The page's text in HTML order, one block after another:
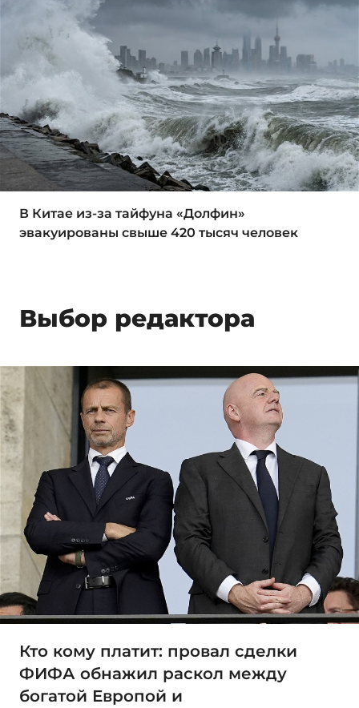
В Китае из-за тайфуна «Долфин»
эвакуированы свыше 420 тысяч человек
Выбор редактора
Кто кому платит: провал сделки
ФИФА обнажил раскол между
богатой Европой и